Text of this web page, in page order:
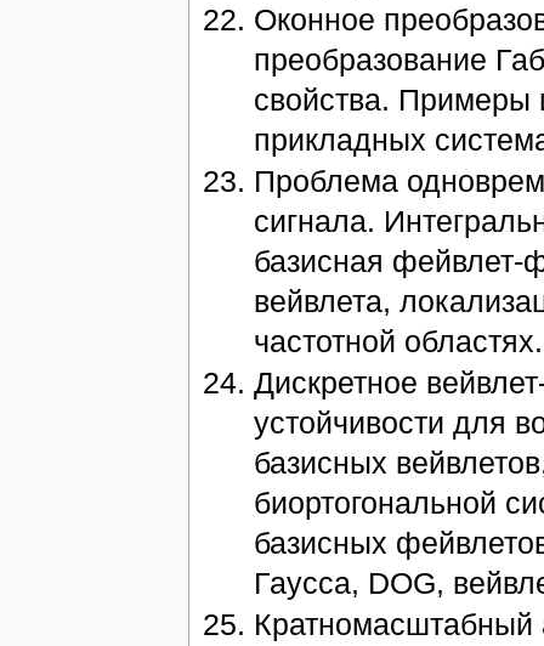
Оконное
преобразование
свойства. Примеры
прикладных
Проблема
сигнала.
базисная фейвлет-
вейвлета,
частотной
Дискретное
устойчивости для
базисных
биортогональной
базисных
Гаусса, DOG,
Кратномасштабный